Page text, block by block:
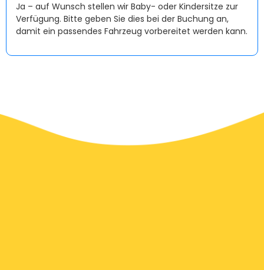
Ja – auf Wunsch stellen wir Baby- oder Kindersitze zur
Verfügung. Bitte geben Sie dies bei der Buchung an,
damit ein passendes Fahrzeug vorbereitet werden kann.